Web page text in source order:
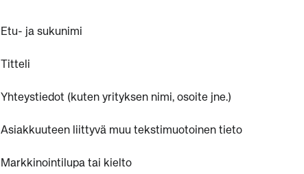
Etu- ja sukunimi
Titteli
Yhteystiedot (kuten yrityksen nimi, osoite jne.)
Asiakkuuteen liittyvä muu tekstimuotoinen tieto
Markkinointilupa tai kielto